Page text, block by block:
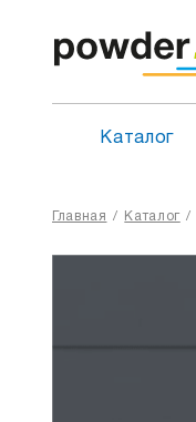
Каталог
Главная / Каталог /